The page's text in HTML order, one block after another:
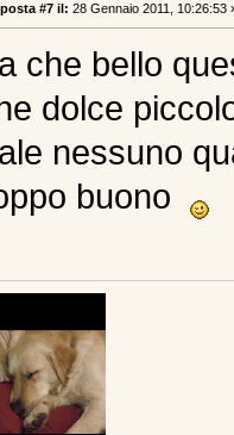
#7 il: 28 Gennaio 2011, 10:26:53
che bello
dolce
nessuno
buono